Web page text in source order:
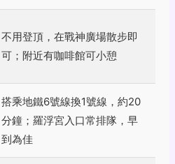
不用登頂，在戰神廣場散步即
可；附近有咖啡館可小憩
搭乘地鐵6號線換1號線，約20
分鐘；羅浮宮入口常排隊，早
到為佳